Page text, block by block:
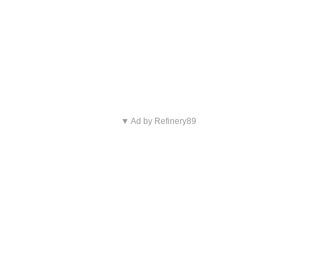
▼ Ad by Refinery89